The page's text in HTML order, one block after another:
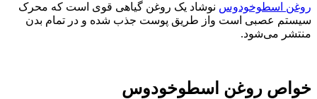
روغن اسطوخودوس نوشاد یک روغن گیاهی قوی است که محرک
سیستم عصبی است واز طریق پوست جذب شده و در تمام بدن
منتشر می‌شود.
خواص روغن اسطوخودوس